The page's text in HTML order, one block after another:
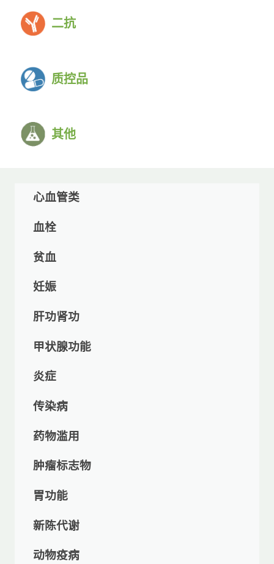
二抗
质控品
其他
心血管类
血栓
贫血
妊娠
肝功肾功
甲状腺功能
炎症
传染病
药物滥用
肿瘤标志物
胃功能
新陈代谢
动物疫病